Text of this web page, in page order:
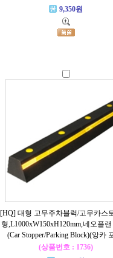
9,350원
[HQ] 대형 고무주차블럭/고무카스
형,L1000xW150xH120mm,네오플
(Car Stopper/Parking Block)(앙카
(상품번호 : 1736)